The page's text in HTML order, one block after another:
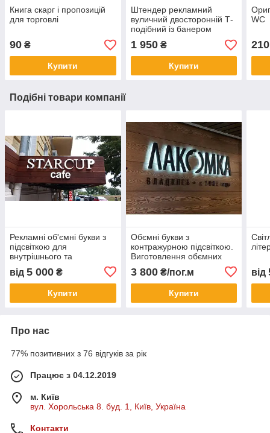
Книга скарг і пропозицій
для торговлі
90 ₴
Купити
Штендер рекламний
вуличний двосторонній Т-
подібний із банером
1 950₴
Купити
WC
210
Подібні товари компанії
Рекламні об'ємні букви з
підсвіткою для
внутрішнього та
зовнішнього використання
Різні кольори
від 5 000 ₴
Купити
Обємні букви з
контражурною підсвіткою.
Виготовлення обємних
реклами
3 800₴/пог.м
Купити
від
Про нас
77% позитивних з 76 відгуків за рік
Працює з 04.12.2019
м. Київ
вул. Хорольська 8. буд. 1, Київ, Україна
Контакти